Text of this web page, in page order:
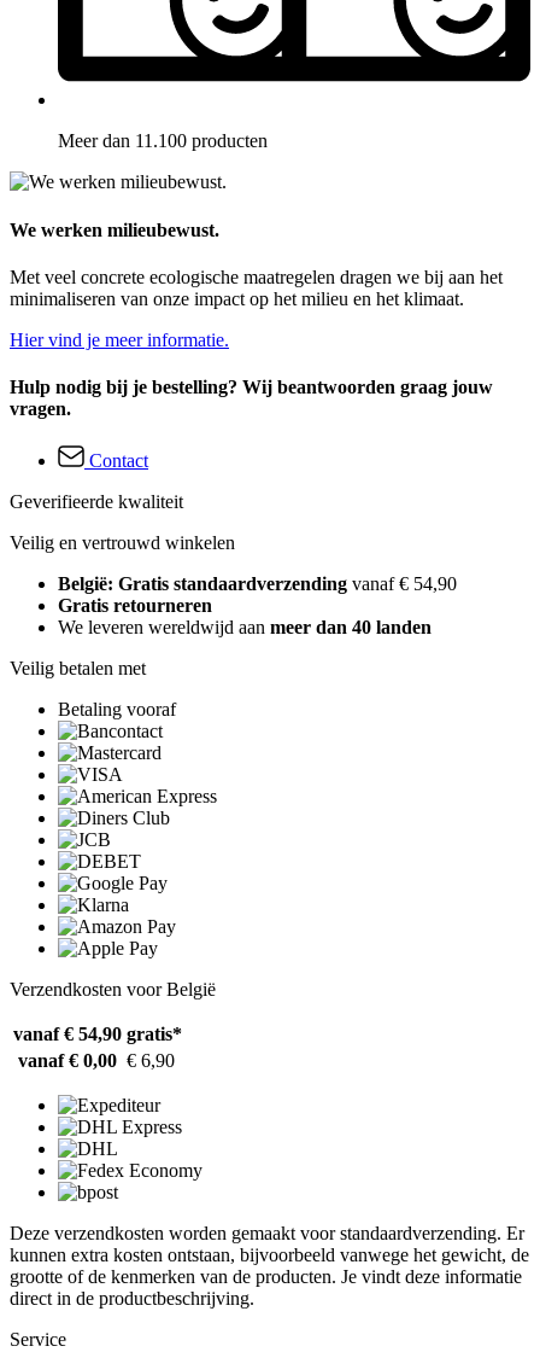
Meer dan 11.100 producten
We werken milieubewust.
Met veel concrete ecologische maatregelen dragen we bij aan het
minimaliseren van onze impact op het milieu en het klimaat.
Hier vind je meer informatie.
Hulp nodig bij je bestelling? Wij beantwoorden graag jouw
vragen.
Contact
Geverifieerde kwaliteit
Veilig en vertrouwd winkelen
België: Gratis standaardverzending vanaf € 54,90
Gratis retourneren
We leveren wereldwijd aan meer dan 40 landen
Veilig betalen met
Betaling vooraf
Verzendkosten voor België
vanaf € 54,90 gratis*
vanaf € 0,00 € 6,90
Deze verzendkosten worden gemaakt voor standaardverzending. Er
kunnen extra kosten ontstaan, bijvoorbeeld vanwege het gewicht, de
grootte of de kenmerken van de producten. Je vindt deze informatie
direct in de productbeschrijving.
Service